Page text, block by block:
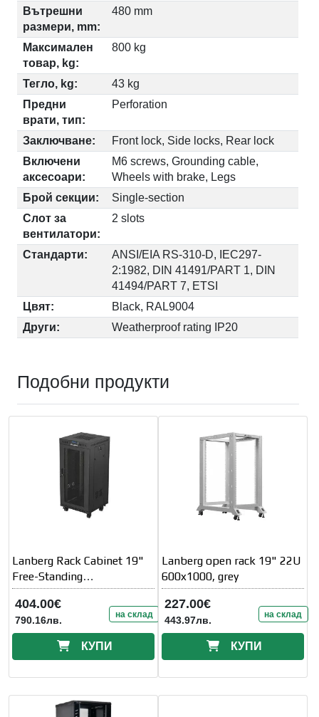
Вътрешни
размери, mm:
480 mm
Максимален
товар, kg:
800 kg
Тегло, kg:
43 kg
Предни
врати, тип:
Perforation
Заключване:
Front lock, Side locks, Rear lock
Включени
аксесоари:
M6 screws, Grounding cable,
Wheels with brake, Legs
Брой секции:
Single-section
Слот за
вентилатори:
2 slots
Стандарти:
ANSI/EIA RS-310-D, IEC297-
2:1982, DIN 41491/PART 1, DIN
41494/PART 7, ETSI
Цвят:
Black, RAL9004
Други:
Weatherproof rating IP20
Подобни продукти
Lanberg Rack Cabinet 19"
Free-Standing
24U/600X600 (FlAT Pack)
With Mesh Door
404.00€
790.16лв. на склад
КУПИ
Lanberg open rack 19" 22U
600x1000, grey
227.00€
443.97лв. на склад
КУПИ